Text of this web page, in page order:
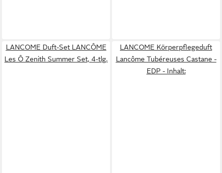
LANCOME Duft-Set LANCÔME
Les Ô Zenith Summer Set, 4-tlg.
LANCOME Körperpflegeduft
Lancôme Tubéreuses Castane -
EDP - Inhalt: